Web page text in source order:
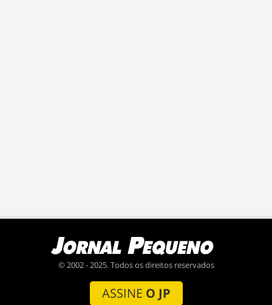
© 2002 - 2025. Todos os direitos reservados
ASSINE O JP